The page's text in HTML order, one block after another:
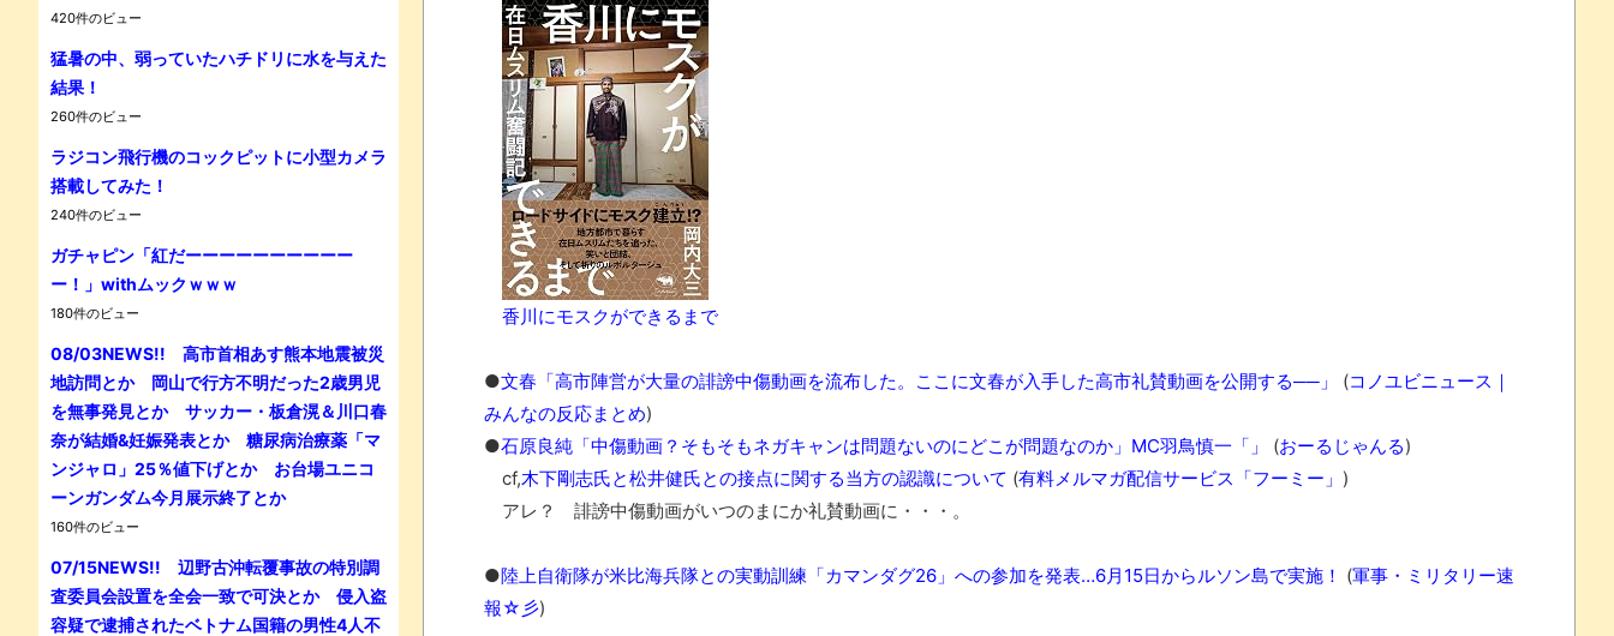
Powered by livedoor 相互RSS
香川にモスクができるまで
●文春「高市陣営が大量の誹謗中傷動画を流布した。ここに文春が入手した高市礼賛動画を公開する──」 (コノユビニュース｜
みんなの反応まとめ)
●石原良純「中傷動画？そもそもネガキャンは問題ないのにどこが問題なのか」MC羽鳥慎一「」 (おーるじゃんる)
cf,木下剛志氏と松井健氏との接点に関する当方の認識について (有料メルマガ配信サービス「フーミー」 )
アレ？ 誹謗中傷動画がいつのまにか礼賛動画に・・・。
●陸上自衛隊が米比海兵隊との実動訓練「カマンダグ26」への参加を発表…6月15日からルソン島で実施！ (軍事・ミリタリー速
報☆彡)
420件のビュー
猛暑の中、弱っていたハチドリに水を与えた
結果！
260件のビュー
ラジコン飛行機のコックピットに小型カメラ
搭載してみた！
240件のビュー
ガチャピン「紅だーーーーーーーーーー
ー！」withムックｗｗｗ
180件のビュー
08/03NEWS!! 高市首相あす熊本地震被災
地訪問とか 岡山で行方不明だった2歳男児
を無事発見とか サッカー・板倉滉＆川口春
奈が結婚&妊娠発表とか 糖尿病治療薬「マ
ンジャロ」25％値下げとか お台場ユニコ
ーンガンダム今月展示終了とか
160件のビュー
07/15NEWS!! 辺野古沖転覆事故の特別調
査委員会設置を全会一致で可決とか 侵入盗
容疑で逮捕されたベトナム国籍の男性4人不